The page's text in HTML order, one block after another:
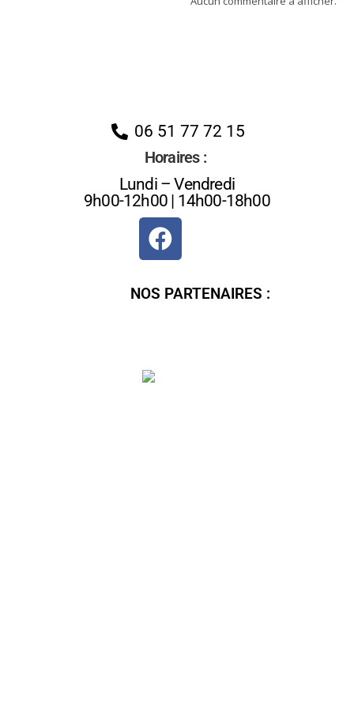
06 51 77 72 15
Horaires :
Lundi – Vendredi
9h00-12h00 | 14h00-18h00
NOS PARTENAIRES :